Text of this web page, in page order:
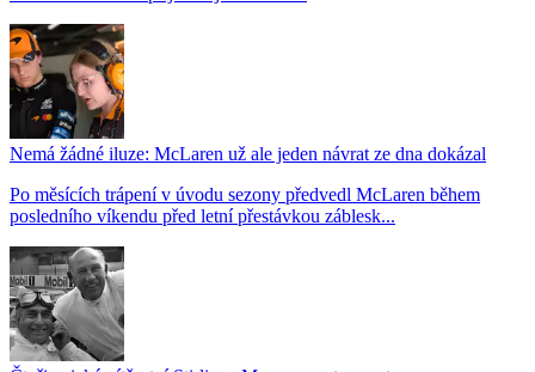
Nemá žádné iluze: McLaren už ale jeden návrat ze dna dokázal
Po měsících trápení v úvodu sezony předvedl McLaren během
posledního víkendu před letní přestávkou záblesk...